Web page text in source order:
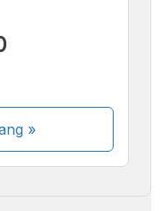
»
berikut:
masih dalam